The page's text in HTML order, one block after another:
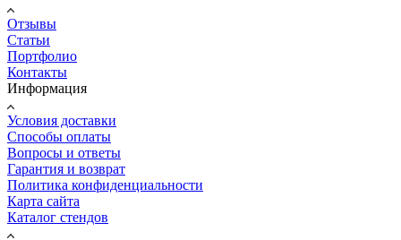
Отзывы
Статьи
Портфолио
Контакты
Информация
Условия доставки
Способы оплаты
Вопросы и ответы
Гарантия и возврат
Политика конфиденциальности
Карта сайта
Каталог стендов